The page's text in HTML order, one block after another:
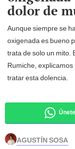
dolor de
Aunque siempre se
oxigenada es bueno
trata de solo un mito.
Rumiche,
tratar esta dolencia.
AGUSTÍN SOSA